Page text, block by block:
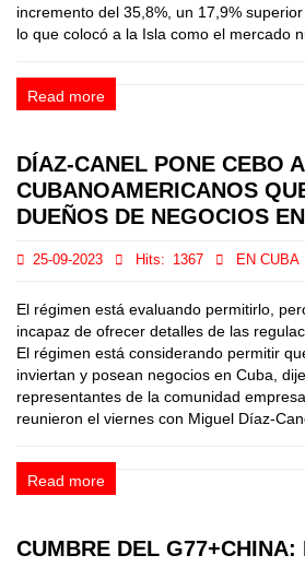
incremento del 35,8%, un 17,9%
lo que colocó a la Isla como el mercado
Read more
DÍAZ-CANEL PONE CEBO A
CUBANOAMERICANOS
DUEÑOS DE NEGOCIOS
25-09-2023 Hits: 1367 EN CUBA
El régimen está evaluando permitirlo,
incapaz de ofrecer detalles de las
El régimen está considerando permitir
inviertan y posean negocios en Cuba,
representantes de la comunidad
reunieron el viernes con Miguel Díaz-
Read more
CUMBRE DEL G77+CHINA: